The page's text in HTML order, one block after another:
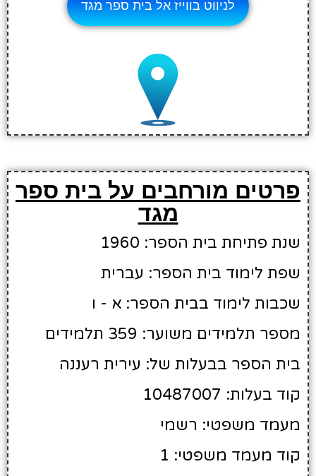
לניווט בווייז אל בית ספר מגד
פרטים מורחבים על בית ספר
מגד
שנת פתיחת בית הספר: 1960
שפת לימוד בית הספר: עברית
שכבות לימוד בבית הספר: א - ו
מספר תלמידים משוער: 359 תלמידים
בית הספר בבעלות של: עירית רעננה
קוד בעלות: 10487007
מעמד משפטי: רשמי
קוד מעמד משפטי: 1